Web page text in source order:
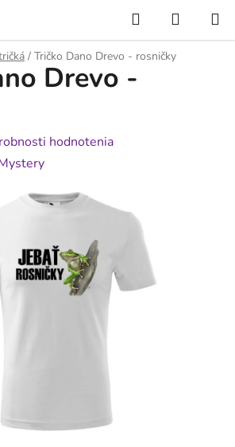
Hľadať
KOŠÍK
/ Tričko Dano Drevo - rosničky
Drevo -
hodnotenia